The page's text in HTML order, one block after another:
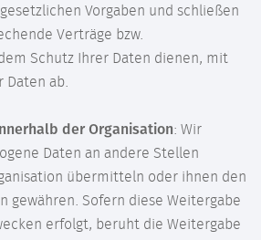
Vorgaben und schließen
Verträge bzw.
Schutz Ihrer Daten dienen, mit
Daten ab.
der Organisation: Wir
Daten an andere Stellen
übermitteln oder ihnen den
gewähren. Sofern diese Weitergabe
erfolgt, beruht die Weitergabe